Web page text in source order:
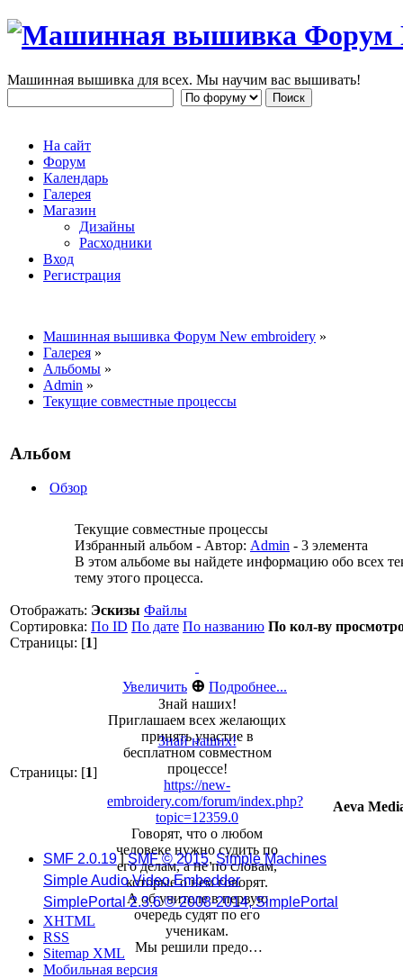
Машинная вышивка для всех. Мы научим вас вышивать!
На сайт
Форум
Календарь
Галерея
Магазин
Дизайны
Расходники
Вход
Регистрация
Машинная вышивка Форум New embroidery »
Галерея »
Альбомы »
Admin »
Текущие совместные процессы
Альбом
Обзор
Текущие совместные процессы
Избранный альбом - Автор: Admin - 3 элемента
В этом альбоме вы найдете информацию обо всех
тему этого процесса.
Отображать: Эскизы Файлы
Сортировка: По ID По дате По названию По кол-ву
Страницы: [1]
Увеличить ⊕ Подробнее...
Знай наших!
Приглашаем всех желающих
принять участие в
бесплатном совместном
процессе!
https://new-
embroidery.com/forum/index.php?
topic=12359.0
Говорят, что о любом
человеке нужно судить по
его делам, а не по словам,
которые о нем говорят.
А об учителе в первую
очередь судят по его
ученикам.
Мы решили предо…
Знай наших!
Страницы: [1]
Aeva
SMF 2.0.19|SMF © 2015,Simple Machines
Simple Audio Video Embedder
SimplePortal 2.3.6 © 2008-2014, SimplePortal
XHTML
RSS
Sitemap XML
Мобильная версия